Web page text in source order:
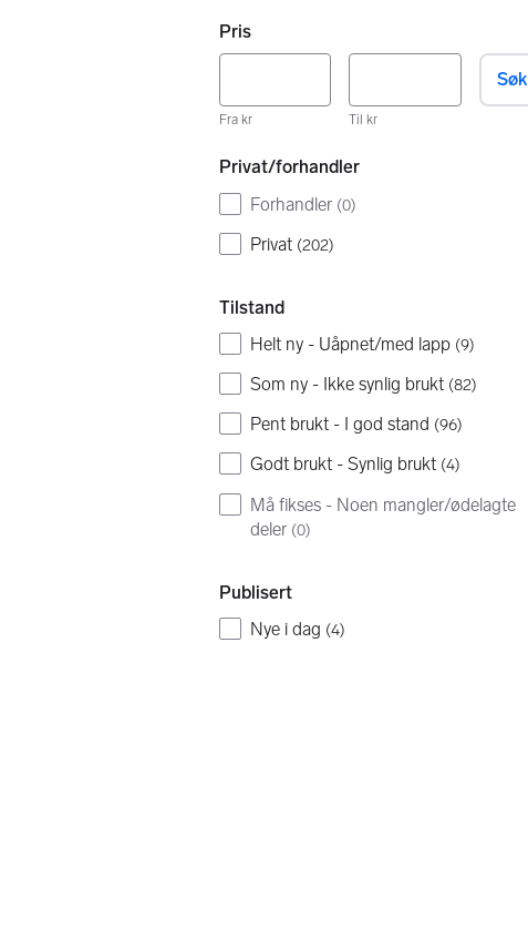
Pris
Fra kr Til kr
Søk
Privat/forhandler
Forhandler (0)
Privat (202)
Tilstand
Helt ny - Uåpnet/med lapp (9)
Som ny - Ikke synlig brukt (82)
Pent brukt - I god stand (96)
Godt brukt - Synlig brukt (4)
Må fikses - Noen mangler/ødelagte
deler (0)
Publisert
Nye i dag (4)